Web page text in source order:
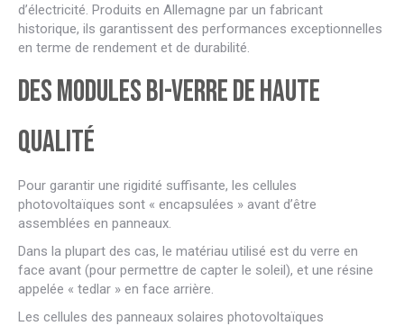
d’électricité. Produits en Allemagne par un fabricant
historique, ils garantissent des performances exceptionnelles
en terme de rendement et de durabilité.
Des modules bi-verre de haute
qualité
Pour garantir une rigidité suffisante, les cellules
photovoltaïques sont « encapsulées » avant d’être
assemblées en panneaux.
Dans la plupart des cas, le matériau utilisé est du verre en
face avant (pour permettre de capter le soleil), et une résine
appelée « tedlar » en face arrière.
Les cellules des panneaux solaires photovoltaïques